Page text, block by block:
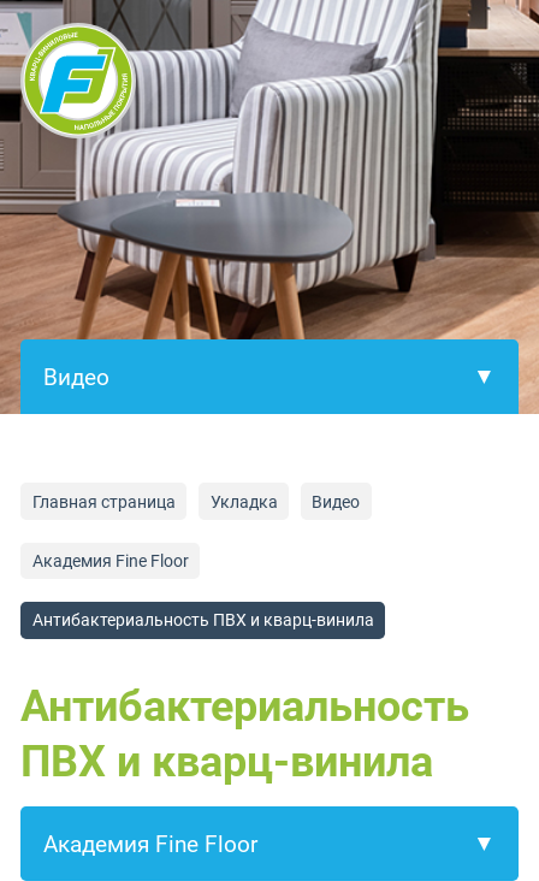
Главная страница Укладка Видео
Академия Fine Floor
Антибактериальность ПВХ и кварц-винила
Антибактериальность
ПВХ и кварц-винила
×